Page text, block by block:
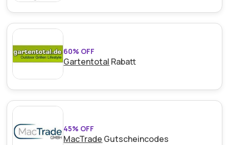
60% OFF
Gartentotal Rabatt
45% OFF
MacTrade Gutscheincodes